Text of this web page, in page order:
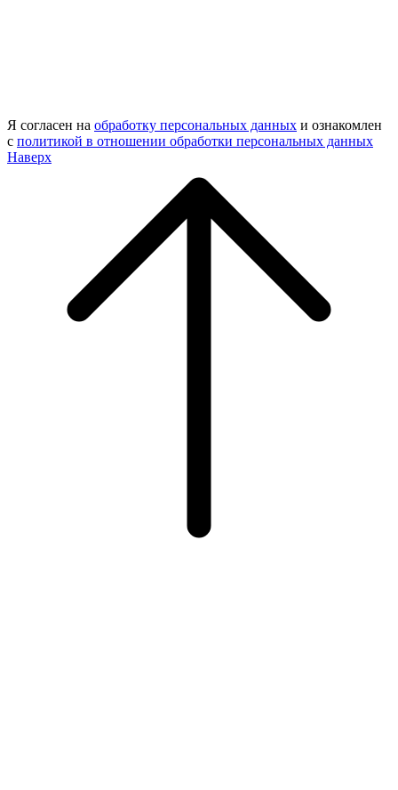
Я согласен на обработку персональных данных и ознакомлен
с политикой в отношении обработки персональных данных
Наверх